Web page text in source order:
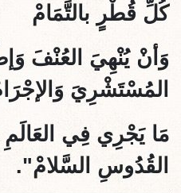
كُلِّ قُطْرٍ بالتَّمَامْ
وَأنْ يُنْهِيَ العُنْفَ
المُسْتَشْرِيَ
مَا يَجْرِي فِي
القُدُوسِ السَّلامْ".